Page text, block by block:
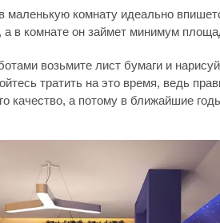
маленькую комнату идеально
а в комнате он займет минимум
возьмите лист бумаги и
тратить на это время, ведь
качество, а потому в ближайшие